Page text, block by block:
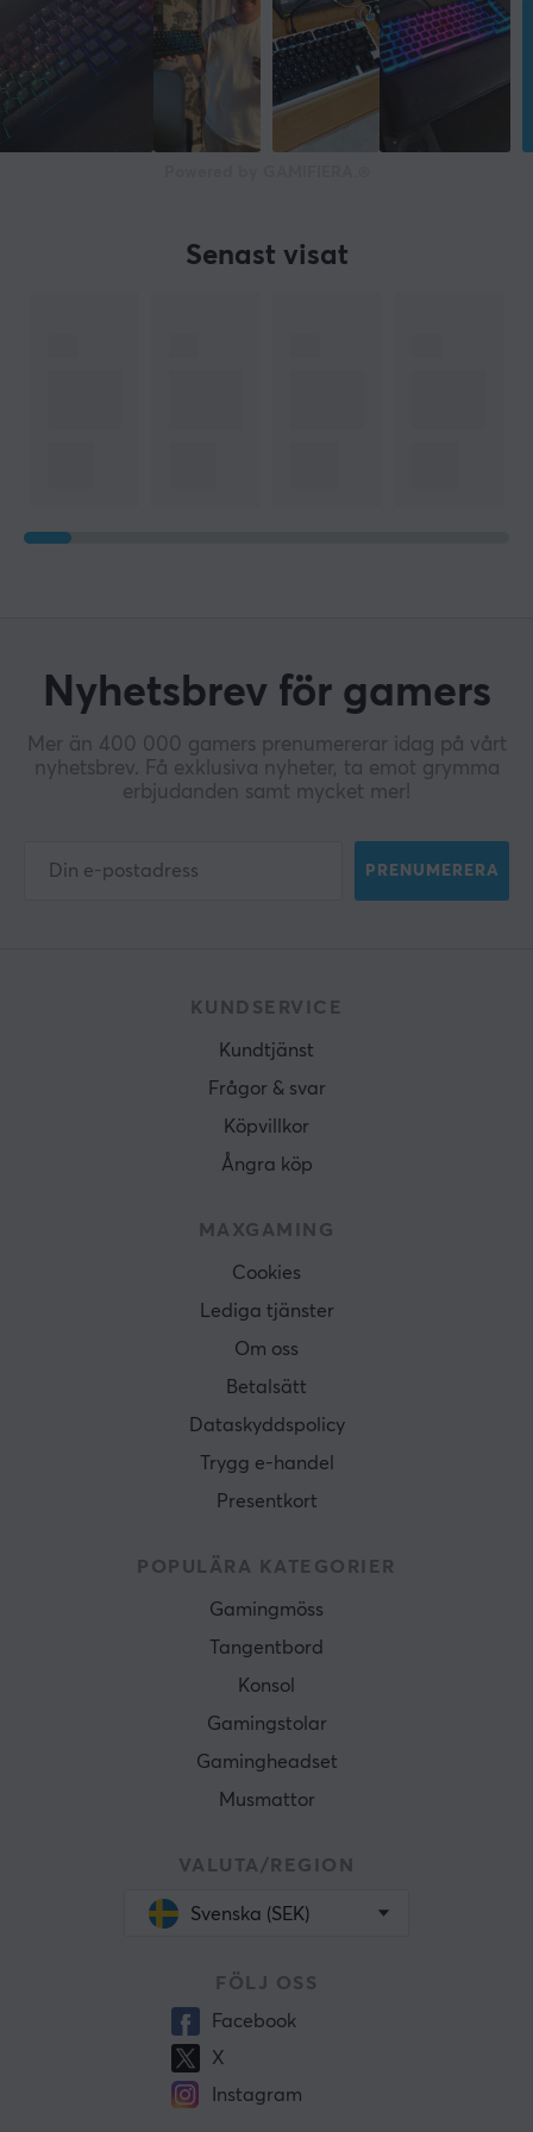
Djup
169.7 mm
Höjd
Senast visat
Nyhetsbrev för gamers
Mer än 400 000 gamers prenumererar idag på vårt
nyhetsbrev. Få exklusiva nyheter, ta emot grymma
erbjudanden samt mycket mer!
PRENUMERERA
KUNDSERVICE
Kundtjänst
Frågor & svar
Köpvillkor
Ångra köp
MAXGAMING
Cookies
Lediga tjänster
Om oss
Betalsätt
Dataskyddspolicy
Trygg e-handel
Presentkort
POPULÄRA KATEGORIER
Gamingmöss
Tangentbord
Konsol
Gamingstolar
Gamingheadset
Musmattor
VALUTA/REGION
Svenska (SEK)
FÖLJ OSS
Facebook
X
Instagram